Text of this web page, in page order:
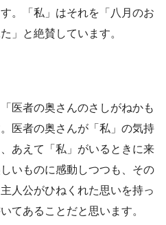
。「私」はそれを「八月のお
」と絶賛しています。
医者の奥さんのさしがねかも
医者の奥さんが「私」の気持
あえて「私」がいるときに来
いものに感動しつつも、その
人公がひねくれた思いを持っ
てあることだと思います。